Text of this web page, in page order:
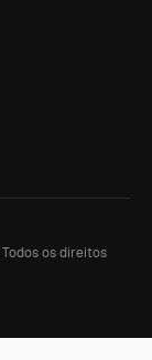
Todos os direitos